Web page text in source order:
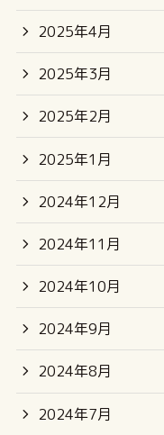
2025年4月
2025年3月
2025年2月
2025年1月
2024年12月
2024年11月
2024年10月
2024年9月
2024年8月
2024年7月